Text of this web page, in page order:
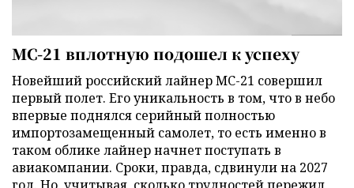
МС-21 вплотную подошел к успеху
Новейший российский лайнер МС-21 совершил
первый полет. Его уникальность в том, что в небо
впервые поднялся серийный полностью
импортозамещенный самолет, то есть именно в
таком облике лайнер начнет поступать в
авиакомпании. Сроки, правда, сдвинули на 2027